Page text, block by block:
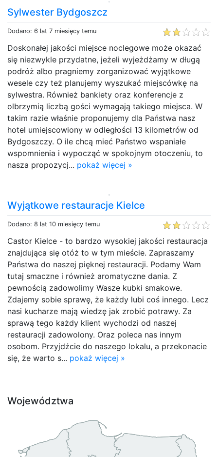
Sylwester Bydgoszcz
Dodano: 6 lat 7 miesięcy temu
Doskonałej jakości miejsce noclegowe może okazać
się niezwykle przydatne, jeżeli wyjeżdżamy w długą
podróż albo pragniemy zorganizować wyjątkowe
wesele czy też planujemy wyszukać miejscówkę na
sylwestra. Również bankiety oraz konferencje z
olbrzymią liczbą gości wymagają takiego miejsca. W
takim razie właśnie proponujemy dla Państwa nasz
hotel umiejscowiony w odległości 13 kilometrów od
Bydgoszczy. O ile chcą mieć Państwo wspaniałe
wspomnienia i wypocząć w spokojnym otoczeniu, to
nasza propozycj... pokaż więcej »
Wyjątkowe restauracje Kielce
Dodano: 8 lat 10 miesięcy temu
Castor Kielce - to bardzo wysokiej jakości restauracja
znajdująca się otóż to w tym mieście. Zapraszamy
Państwa do naszej pięknej restauracji. Podamy Wam
tutaj smaczne i również aromatyczne dania. Z
pewnością zadowolimy Wasze kubki smakowe.
Zdajemy sobie sprawę, że każdy lubi coś innego. Lecz
nasi kucharze mają wiedzę jak zrobić potrawy. Za
sprawą tego każdy klient wychodzi od naszej
restauracji zadowolony. Oraz poleca nas innym
osobom. Przyjdźcie do naszego lokalu, a przekonacie
się, że warto s... pokaż więcej »
Województwa